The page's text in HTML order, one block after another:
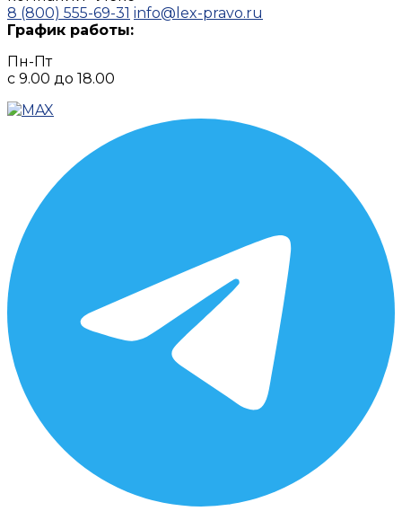
8 (800) 555-69-31 info@lex-pravo.ru
График работы:
Пн-Пт
с 9.00 до 18.00